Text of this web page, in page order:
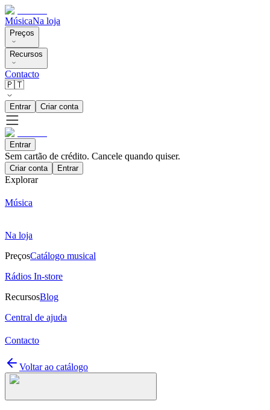
MúsicaNa loja
Preços
Recursos
Contacto
🇵🇹
Entrar Criar conta
Entrar
Sem cartão de crédito. Cancele quando quiser.
Criar conta Entrar
Explorar
Música
Na loja
PreçosCatálogo musical
Rádios In-store
RecursosBlog
Central de ajuda
Contacto
Voltar ao catálogo